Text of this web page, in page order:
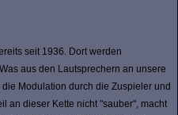
seit 1936. Dort werden
aus den Lautsprechern an unsere
Modulation durch die Zuspieler und
an dieser Kette nicht "sauber", macht